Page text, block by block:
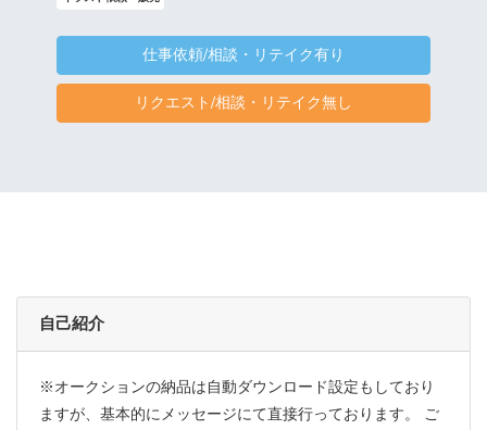
仕事依頼/相談・リテイク有り
リクエスト/相談・リテイク無し
自己紹介
※オークションの納品は自動ダウンロード設定もしており
ますが、基本的にメッセージにて直接行っております。 ご